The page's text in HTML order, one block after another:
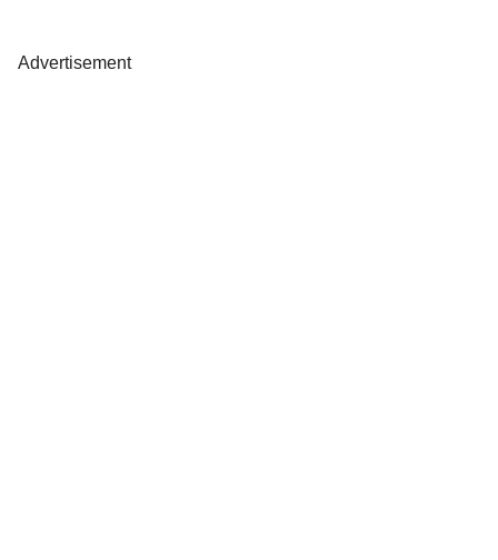
Advertisement